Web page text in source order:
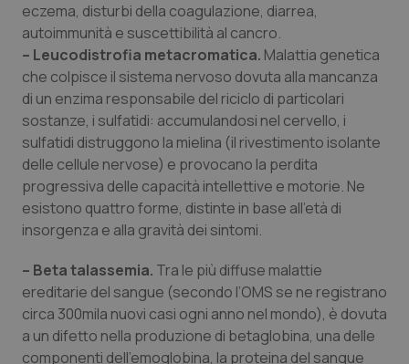
Puglia
Sardegna
Sicilia
Toscana
Umbria
Veneto
Malattie rare
Malattia di Crohn & Rettocolite Ulcerosa
Neuroscienze & patologie neurodegenerative
Obesità
Oftalmologia
Oncoematologia
Oncologia & Nutrizione
eczema, disturbi della coagulazione, diarrea,
autoimmunità e suscettibilità al cancro.
– Leucodistrofia metacromatica. Malattia genetica
che colpisce il sistema nervoso dovuta alla mancanza
di un enzima responsabile del riciclo di particolari
sostanze, i sulfatidi: accumulandosi nel cervello, i
sulfatidi distruggono la mielina (il rivestimento isolante
delle cellule nervose) e provocano la perdita
progressiva delle capacità intellettive e motorie. Ne
esistono quattro forme, distinte in base all’età di
insorgenza e alla gravità dei sintomi.
– Beta talassemia. Tra le più diffuse malattie
ereditarie del sangue (secondo l’OMS se ne registrano
circa 300mila nuovi casi ogni anno nel mondo), è dovuta
a un difetto nella produzione di betaglobina, una delle
componenti dell’emoglobina, la proteina del sangue